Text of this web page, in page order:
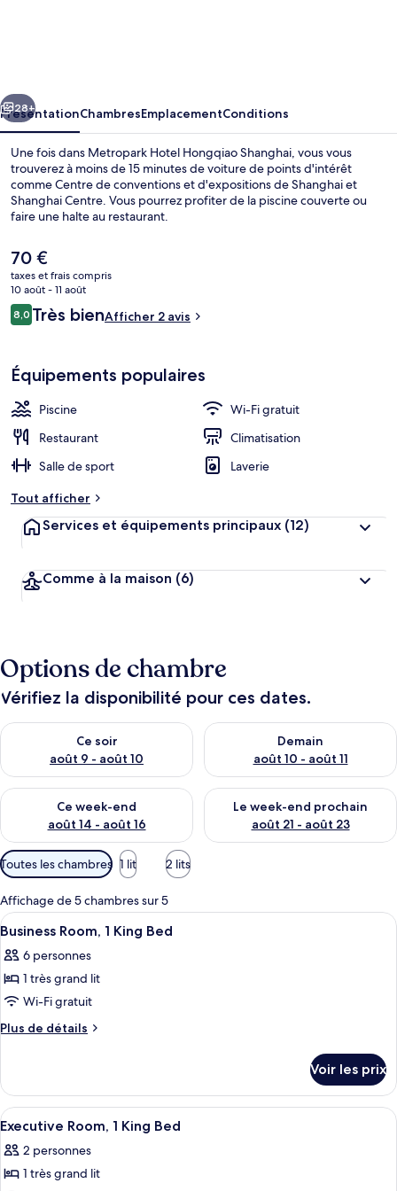
Suivant
28+
PrésentationChambresEmplacementConditions
Une fois dans Metropark Hotel Hongqiao Shanghai, vous vous
trouverez à moins de 15 minutes de voiture de points d'intérêt
comme Centre de conventions et d'expositions de Shanghai et
Shanghai Centre. Vous pourrez profiter de la piscine couverte ou
faire une halte au restaurant.
Le
prix
actuel
est
de
70 €
taxes et frais compris
10 août - 11 août
Avis
voyageurs
8,08,0 sur 10
Très bienAfficher 2 avis
Équipements populaires
Piscine
Wi-Fi gratuit
Restaurant
Climatisation
Salle de sport
Laverie
Tout afficher
Services et équipements principaux (12)
Comme à la maison (6)
Options de chambre
Vérifiez la disponibilité pour ces dates.
Ce soir
août 9 - août 10
Vérifier la disponibilité pour ce soir août 9 - août 10
Demain
août 10 - août 11
Vérifier la disponibilité pour
Ce week-end
août 14 - août 16
Vérifier la disponibilité pour ce week-end août 14 - août 16
Le week-end prochain
août 21 - août 23
Vérifier la disponibilité pour
Filtres
disponibles
pour
les
chambres
Toutes les chambres 1 lit 2 lits
Affichage de 5 chambres sur 5
Afficher
toutes
les
photos
pour
ce
chambre :
Business
Room,
King
Bed
Une chambre d’hôtel avec un
5
Business Room, 1 King Bed
6 personnes
1 très grand lit
Wi-Fi gratuit
Plus de détails
Plus
le
type
de
Business
Room,
Voir les prix
Afficher
toutes
les
photos
Une chambre d’hôtel avec un
6
Executive Room, 1 King Bed
2 personnes
1 très grand lit